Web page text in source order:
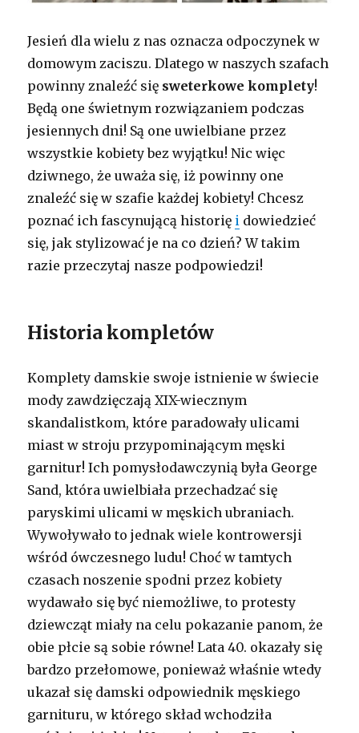
Jesień dla wielu z nas oznacza odpoczynek w
domowym zaciszu. Dlatego w naszych szafach
powinny znaleźć się sweterkowe komplety!
Będą one świetnym rozwiązaniem podczas
jesiennych dni! Są one uwielbiane przez
wszystkie kobiety bez wyjątku! Nic więc
dziwnego, że uważa się, iż powinny one
znaleźć się w szafie każdej kobiety! Chcesz
poznać ich fascynującą historię i dowiedzieć
się, jak stylizować je na co dzień? W takim
razie przeczytaj nasze podpowiedzi!
Historia kompletów
Komplety damskie swoje istnienie w świecie
mody zawdzięczają XIX-wiecznym
skandalistkom, które paradowały ulicami
miast w stroju przypominającym męski
garnitur! Ich pomysłodawczynią była George
Sand, która uwielbiała przechadzać się
paryskimi ulicami w męskich ubraniach.
Wywoływało to jednak wiele kontrowersji
wśród ówczesnego ludu! Choć w tamtych
czasach noszenie spodni przez kobiety
wydawało się być niemożliwe, to protesty
dziewcząt miały na celu pokazanie panom, że
obie płcie są sobie równe! Lata 40. okazały się
bardzo przełomowe, ponieważ właśnie wtedy
ukazał się damski odpowiednik męskiego
garnituru, w którego skład wchodziła